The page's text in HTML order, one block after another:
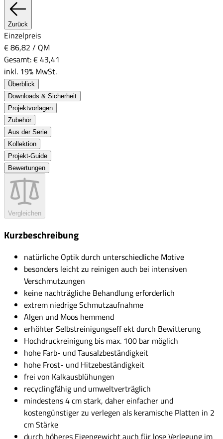
Zurück
Einzelpreis
€ 86,82 / QM
Gesamt:€ 43,41
inkl. 19% MwSt.
Überblick
Downloads & Sicherheit
Projektvorlagen
Zubehör
Aus der Serie
Kollektion
Projekt-Guide
Bewertungen
Vergleichen
Kurzbeschreibung
natürliche Optik durch unterschiedliche Motive
besonders leicht zu reinigen auch bei intensiven
Verschmutzungen
keine nachträgliche Behandlung erforderlich
extrem niedrige Schmutzaufnahme
Algen und Moos hemmend
erhöhter Selbstreinigungseff ekt durch Bewitterung
Hochdruckreinigung bis max. 100 bar möglich
hohe Farb- und Tausalzbeständigkeit
hohe Frost- und Hitzebeständigkeit
frei von Kalkausblühungen
recyclingfähig und umweltverträglich
mindestens 4 cm stark, daher einfacher und
kostengünstiger zu verlegen als keramische Platten in 2
cm Stärke